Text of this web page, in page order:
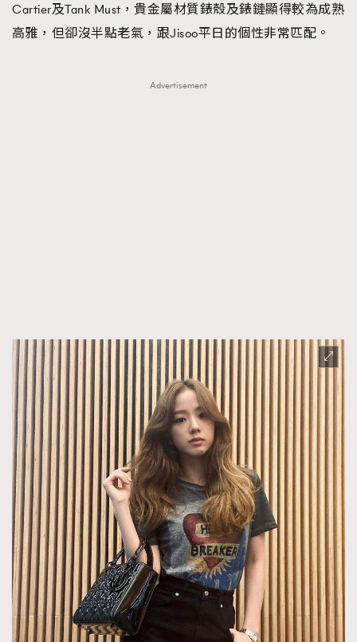
Cartier及Tank Must，貴金屬材質錶殼及錶鏈顯得較為成熟
高雅，但卻沒半點老氣，跟Jisoo平日的個性非常匹配。
Advertisement